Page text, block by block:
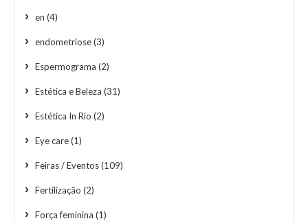
en (4)
endometriose(3)
Espermograma (2)
Estética e Beleza (31)
Estética In Rio (2)
Eye care(1)
Feiras / Eventos(109)
Fertilização (2)
Força feminina (1)